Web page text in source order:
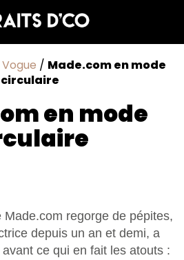
Vogue / Made.com en mode
circulaire
en mode
regorge de pépites,
depuis un an et demi, a
ce qui en fait les atouts :